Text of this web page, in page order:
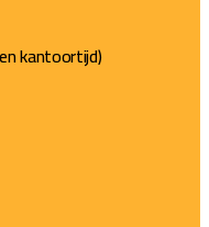
kantoortijd)